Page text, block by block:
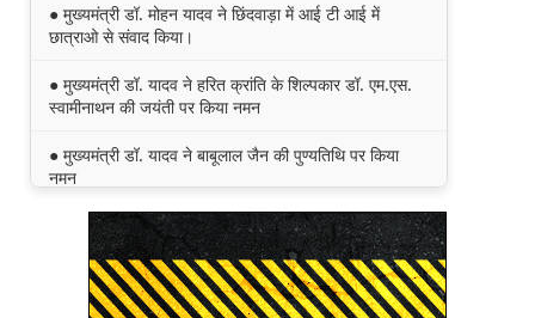
● मुख्यमंत्री डॉ. मोहन यादव ने छिंदवाड़ा में आई टी आई में
छात्राओ से संवाद किया।
● मुख्यमंत्री डॉ. यादव ने हरित क्रांति के शिल्पकार डॉ. एम.एस.
स्वामीनाथन की जयंती पर किया नमन
● मुख्यमंत्री डॉ. यादव ने बाबूलाल जैन की पुण्यतिथि पर किया
नमन
● मुख्यमंत्री डॉ. यादव ने गुरुदेव रवीन्द्रनाथ टैगोर की पुण्यतिथि
पर की श्रद्धांजलि अर्पित